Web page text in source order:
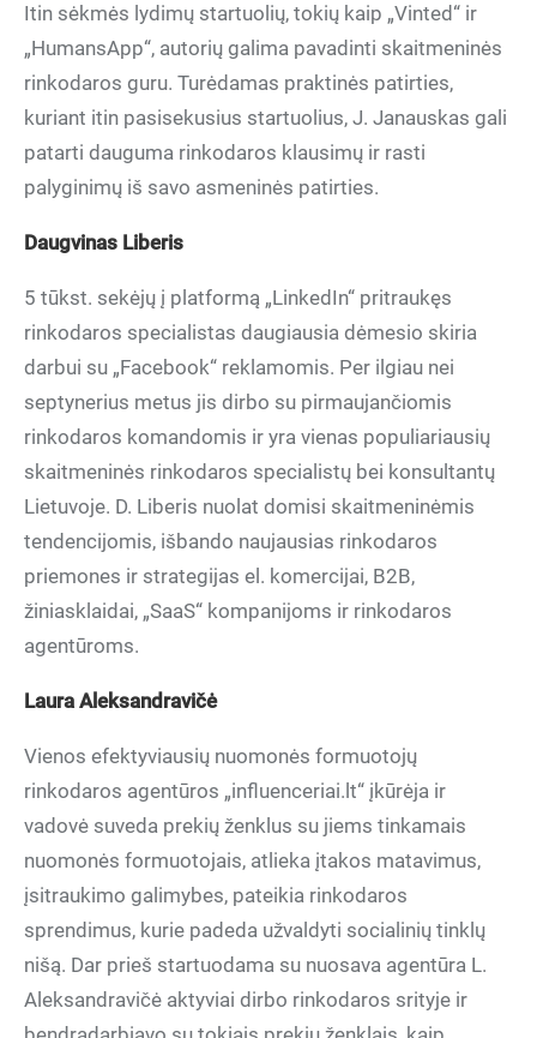
Itin sėkmės lydimų startuolių, tokių kaip „Vinted“ ir
„HumansApp“, autorių galima pavadinti skaitmeninės
rinkodaros guru. Turėdamas praktinės patirties,
kuriant itin pasisekusius startuolius, J. Janauskas gali
patarti dauguma rinkodaros klausimų ir rasti
palyginimų iš savo asmeninės patirties.
Daugvinas Liberis
5 tūkst. sekėjų į platformą „LinkedIn“ pritraukęs
rinkodaros specialistas daugiausia dėmesio skiria
darbui su „Facebook“ reklamomis. Per ilgiau nei
septynerius metus jis dirbo su pirmaujančiomis
rinkodaros komandomis ir yra vienas populiariausių
skaitmeninės rinkodaros specialistų bei konsultantų
Lietuvoje. D. Liberis nuolat domisi skaitmeninėmis
tendencijomis, išbando naujausias rinkodaros
priemones ir strategijas el. komercijai, B2B,
žiniasklaidai, „SaaS“ kompanijoms ir rinkodaros
agentūroms.
Laura Aleksandravičė
Vienos efektyviausių nuomonės formuotojų
rinkodaros agentūros „influenceriai.lt“ įkūrėja ir
vadovė suveda prekių ženklus su jiems tinkamais
nuomonės formuotojais, atlieka įtakos matavimus,
įsitraukimo galimybes, pateikia rinkodaros
sprendimus, kurie padeda užvaldyti socialinių tinklų
nišą. Dar prieš startuodama su nuosava agentūra L.
Aleksandravičė aktyviai dirbo rinkodaros srityje ir